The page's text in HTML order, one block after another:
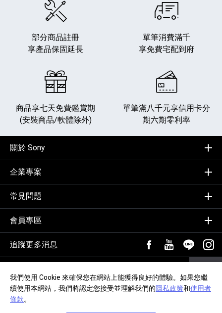
我們使用 Cookie 來確保您在網站上能獲得良好的體驗。如果您繼
續使用本網站，我們將認定您接受並理解我們的隱私政策和使用者
條款。
部分商品註冊
享產品保固延長
單筆消費滿千
享免費宅配到府
商品享七天免費鑑賞期
(安裝商品/軟體除外)
單筆滿八千元享信用卡分
期六期零利率
關於 Sony
企業專案
常見問題
會員專區
追蹤更多消息
FB粉絲專頁[另開新
YouTube頻道[
加入 追
輸入Email，訂閱電子報
隱私政策